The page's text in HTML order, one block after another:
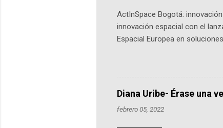
ActInSpace Bogotá:
innovación espacial con el
Espacial Europea en
más de 60 ciudades, donde
datos orbitales. En Bogotá,
Diana Uribe- Érase una
febrero 05, 2022